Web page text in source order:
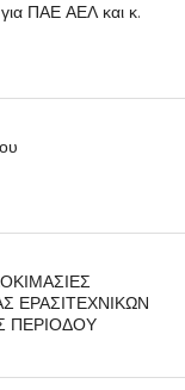
ΠΑΕ ΑΕΛ και κ.
ΕΡΑΣΙΤΕΧΝΙΚΩΝ
ΠΕΡΙΟΔΟΥ